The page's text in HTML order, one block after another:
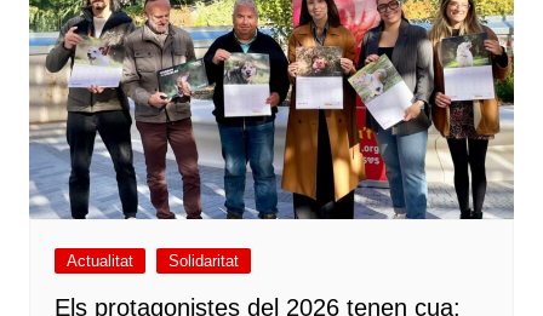
Actualitat Solidaritat
Els protagonistes del 2026 tenen cua: